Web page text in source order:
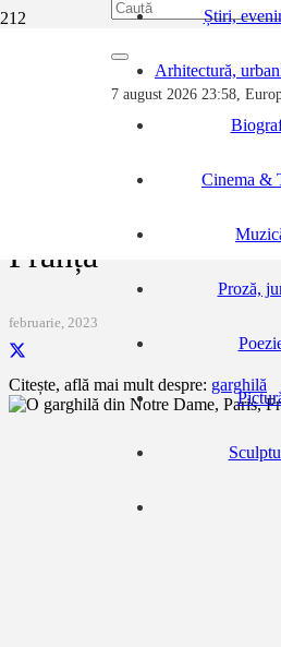
7 august 2026 23:58,
Știri,
Arhitectură,
Cinema &
Proză,
Arhitectură, urbanism & istorie
O garghilă din Notre Dame, Paris,
Franța
februarie, 2023
Citește, află mai mult despre: garghilă